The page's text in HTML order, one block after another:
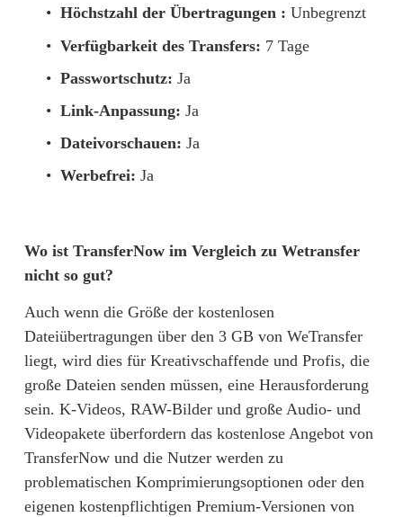
Höchstzahl der Übertragungen : Unbegrenzt
Verfügbarkeit des Transfers: 7 Tage
Passwortschutz: Ja
Link-Anpassung: Ja
Dateivorschauen: Ja
Werbefrei: Ja
Wo ist TransferNow im Vergleich zu Wetransfer
nicht so gut?
Auch wenn die Größe der kostenlosen
Dateiübertragungen über den 3 GB von WeTransfer
liegt, wird dies für Kreativschaffende und Profis, die
große Dateien senden müssen, eine Herausforderung
sein. K-Videos, RAW-Bilder und große Audio- und
Videopakete überfordern das kostenlose Angebot von
TransferNow und die Nutzer werden zu
problematischen Komprimierungsoptionen oder den
eigenen kostenpflichtigen Premium-Versionen von